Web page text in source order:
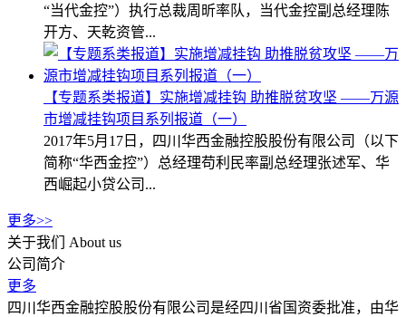
“当代金控”）执行总裁周昕率队，当代金控副总经理陈
开方、天乾资管...
【专题系类报道】实施增减挂钩 助推脱贫攻坚 ——万源
市增减挂钩项目系列报道（一）
2017年5月17日，四川华西金融控股股份有限公司（以下
简称“华西金控”）总经理苟利民率副总经理张述军、华
西崛起小贷公司...
更多>>
关于我们
About us
公司简介
更多
四川华西金融控股股份有限公司是经四川省国资委批准，由华